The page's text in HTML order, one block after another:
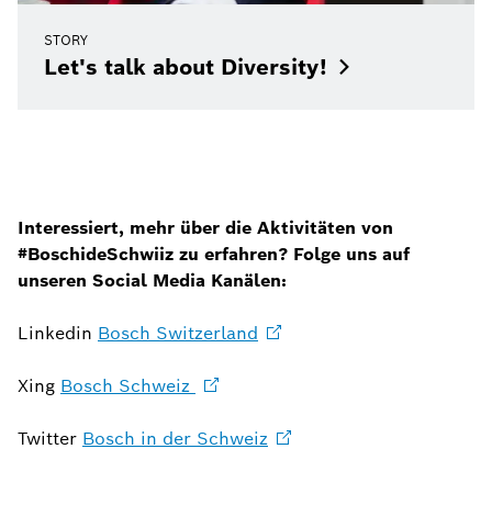
STORY
Let's talk about Diversity!
Interessiert, mehr über die Aktivitäten von
#BoschideSchwiiz zu erfahren? Folge uns auf
unseren Social Media Kanälen:
Linkedin Bosch Switzerland
Xing Bosch Schweiz
Twitter Bosch in der Schweiz